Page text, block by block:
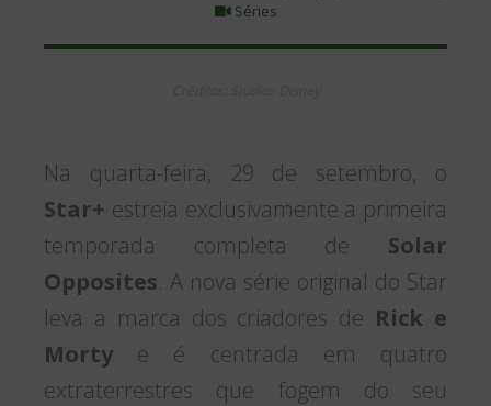
Séries
Na quarta-feira, 29 de setembro, o
Star+ estreia exclusivamente a primeira
temporada completa de Solar
Opposites. A nova série original do Star
leva a marca dos criadores de Rick e
Morty e é centrada em quatro
extraterrestres que fogem do seu